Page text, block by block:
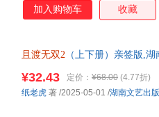
加入购物车 收藏
且渡无双2 （上下册）亲签版,
13284178503
¥32.43 定价： ¥68.00 (4.77折)
纸老虎 著 /2025-05-01 /湖南文艺出